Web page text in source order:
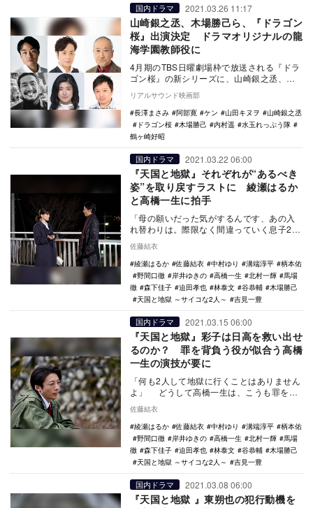
国内ドラマ 2021.03.26 11:17
山崎銀之丞、木場勝己ら、『ドラゴン
桜』出演決定 ドラマオリジナルの龍
海学園教師役に
4月期のTBS日曜劇場枠で放送される『ドラ
ゴン桜』の新シリーズに、山崎銀之丞、木
場勝己、内村遥、山田キヌヲ、ケン（水玉
れっぷう隊…
リアルサウンド映画部
長澤まさみ
阿部寛 ケン 山田キヌヲ
山崎銀之丞
ドラゴン桜
木場勝己 内村遥
水玉れっぷう隊
鶴ヶ崎好昭
国内ドラマ 2021.03.22 06:00
『天国と地獄』それぞれが“あるべき
姿”を取り戻すラストに 綾瀬はるか
と高橋一生に拍手
「母の願いだった気がするんです、あの入
れ替わりは。際限なく間違っていく息子2人
を何とかしてくれって」 先の読めない展
開で視聴…
佐藤結衣
綾瀬はるか
佐藤結衣 中村ゆり 溝端淳平
柄本佑
野間口徹
岸井ゆきの 高橋一生 北村一輝
馬場
徹
森下佳子 迫田孝也 林泰文 谷恭輔
木場勝己
天国と地獄 ～サイコな2人～
吉見一豊
国内ドラマ 2021.03.15 06:00
『天国と地獄』彩子は日高を救い出せ
るのか？ 罪を背負う役が似合う高橋
一生の演技が要に
「何も2人して地獄に行くことはありません
よ」 どうして高橋一生は、こうも罪を背
負う役が似合うのだろう。外側では何も感
じていな…
佐藤結衣
綾瀬はるか
佐藤結衣 中村ゆり 溝端淳平
柄本佑
野間口徹
岸井ゆきの 高橋一生 北村一輝
馬場
徹
森下佳子 迫田孝也 林泰文 谷恭輔
木場勝己
天国と地獄 ～サイコな2人～
吉見一豊
国内ドラマ 2021.03.08 06:00
『天国と地獄 』東朔也の犯行動機を